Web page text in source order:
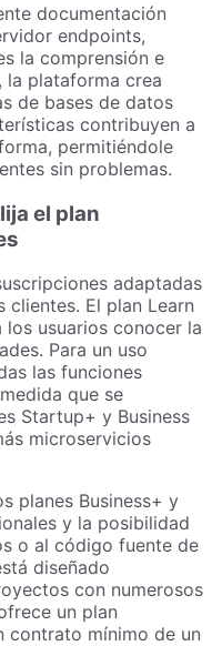
documentación
endpoints,
la comprensión e
la plataforma crea
de bases de datos
contribuyen a
permitiéndole
sin problemas.
el plan
adaptadas
clientes. El plan Learn
usuarios conocer la
Para un uso
las funciones
que se
Startup+ y Business
microservicios
planes Business+ y
y la posibilidad
o al código fuente de
diseñado
con numerosos
un plan
contrato mínimo de un